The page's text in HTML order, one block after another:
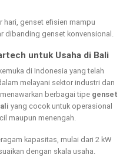
hari, genset efisien mampu
dibanding genset konvensional.
untuk Usaha di Bali
di Indonesia yang telah
melayani sektor industri dan
berbagai tipe genset
yang cocok untuk operasional
maupun menengah.
kapasitas, mulai dari 2 kW
dengan skala usaha.